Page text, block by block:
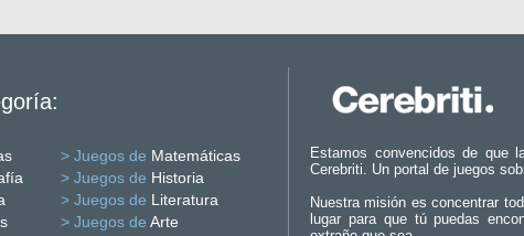
> Juegos de Matemáticas
> Juegos de Historia
> Juegos de Literatura
> Juegos de Arte
Estamos convencidos de que
Cerebriti. Un portal de juegos
Nuestra misión es concentrar
lugar para que tú puedas